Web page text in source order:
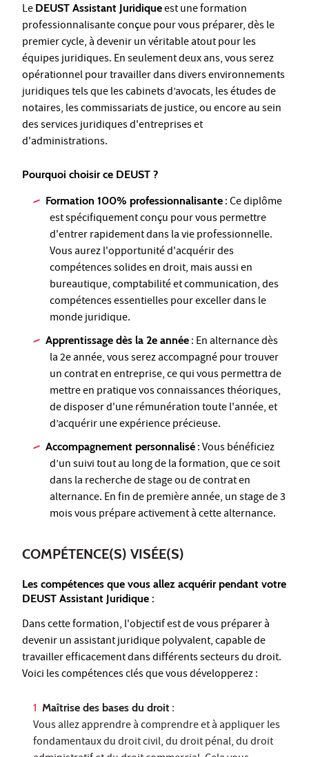
Le DEUST Assistant Juridiqueest une formation
professionnalisante conçue pour vous préparer, dès le
premier cycle, à devenir un véritable atout pour les
équipes juridiques. En seulement deux ans, vous serez
opérationnel pour travailler dans divers environnements
juridiques tels que les cabinets d’avocats, les études de
notaires, les commissariats de justice, ou encore au sein
des services juridiques d'entreprises et
d'administrations.
Pourquoi choisir ce DEUST ?
Formation 100% professionnalisante : Ce diplôme
est spécifiquement conçu pour vous permettre
d'entrer rapidement dans la vie professionnelle.
Vous aurez l'opportunité d'acquérir des
compétences solides en droit, mais aussi en
bureautique, comptabilité et communication, des
compétences essentielles pour exceller dans le
monde juridique.
Apprentissage dès la 2e année : En alternance dès
la 2e année, vous serez accompagné pour trouver
un contrat en entreprise, ce qui vous permettra de
mettre en pratique vos connaissances théoriques,
de disposer d'une rémunération toute l'année, et
d’acquérir une expérience précieuse.
Accompagnement personnalisé : Vous bénéficiez
d’un suivi tout au long de la formation, que ce soit
dans la recherche de stage ou de contrat en
alternance. En fin de première année, un stage de 3
mois vous prépare activement à cette alternance.
COMPÉTENCE(S) VISÉE(S)
Les compétences que vous allez acquérir pendant votre
DEUST Assistant Juridique :
Dans cette formation, l'objectif est de vous préparer à
devenir un assistant juridique polyvalent, capable de
travailler efficacement dans différents secteurs du droit.
Voici les compétences clés que vous développerez :
Maîtrise des bases du droit :
Vous allez apprendre à comprendre et à appliquer les
fondamentaux du droit civil, du droit pénal, du droit